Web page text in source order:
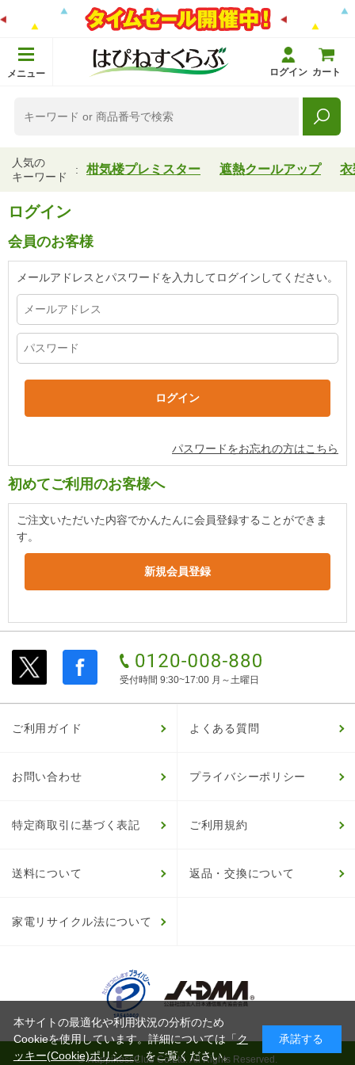
メニュー ログイン カート
人気の
キーワード
柑気楼プレミスター 遮熱クールアップ 衣
ログイン
会員のお客様
メールアドレスとパスワードを入力してログインしてください。
パスワードをお忘れの方はこちら
初めてご利用のお客様へ
ご注文いただいた内容でかんたんに会員登録することができま
す。
受付時間 9:30~17:00 月～土曜日
ご利用ガイド よくある質問
お問い合わせ プライバシーポリシー
特定商取引に基づく表記 ご利用規約
送料について 返品・交換について
家電リサイクル法について
© HappinessClub Co.Ltd. All Rights Reserved.
本サイトの最適化や利用状況の分析のため
Cookieを使用しています。詳細については「ク
ッキー(Cookie)ポリシー」をご覧ください。
承諾する